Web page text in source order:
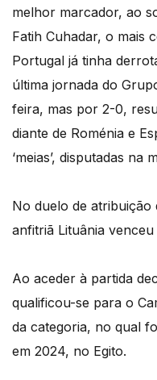
melhor marcador, ao
Fatih Cuhadar, o mais
Portugal já tinha
última jornada do
feira, mas por 2-0,
diante de Roménia e
‘meias’, disputadas na
No duelo de atribuição
anfitriã Lituânia venceu
Ao aceder à partida
qualificou-se para o
da categoria, no qual
em 2024, no Egito.